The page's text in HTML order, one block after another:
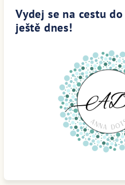
Vydej se na cestu
ještě dnes!